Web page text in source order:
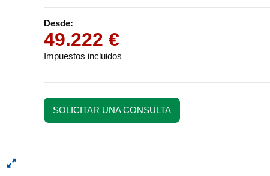
Desde:
49.222 €
Impuestos incluidos
SOLICITAR UNA CONSULTA